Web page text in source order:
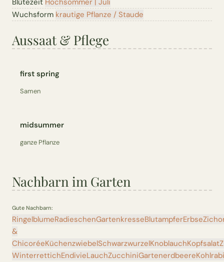
Wuchsform krautige Pflanze / Staude
Aussaat & Pflege
first spring
Samen
midsummer
ganze Pflanze
Nachbarn im Garten
Gute Nachbarn:
RingelblumeRadieschenGartenkresseBlutampferErbse
&
ChicoréeKüchenzwiebelSchwarzwurzelKnoblauchKopfsalat
WinterrettichEndivieLauchZucchiniGartenerdbeereKohlrabi